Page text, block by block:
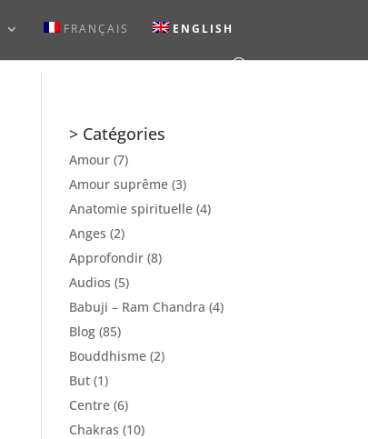
FRANÇAIS ENGLISH
> Catégories
Amour (7)
Amour suprême (3)
Anatomie spirituelle (4)
Anges (2)
Approfondir (8)
Audios (5)
Babuji – Ram Chandra (4)
Blog (85)
Bouddhisme (2)
But (1)
Centre (6)
Chakras (10)